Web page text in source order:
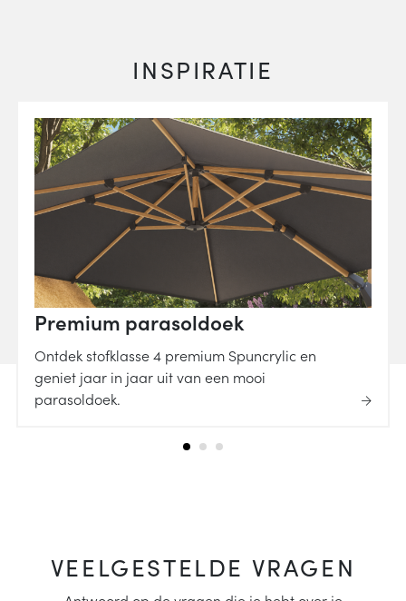
INSPIRATIE
Premium parasoldoek
Ontdek stofklasse 4 premium Spuncrylic en
geniet jaar in jaar uit van een mooi
parasoldoek.
VEELGESTELDE VRAGEN